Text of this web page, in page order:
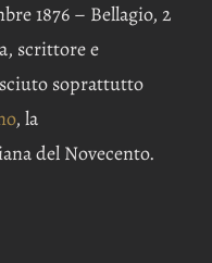
1876 – Bellagio, 2
scrittore e
soprattutto
, la
del Novecento.